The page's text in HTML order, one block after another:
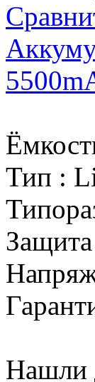
Тип :
Защита
Нашли